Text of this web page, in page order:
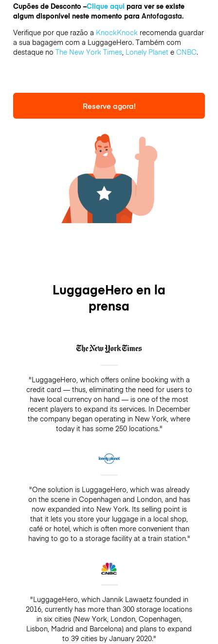
Cupões de Desconto –Clique aqui para ver se existe
algum disponível neste momento para Antofagasta.
Verifique por que razão a KnockKnockrecomenda guardar
a sua bagagem com a LuggageHero. Também com
destaque no The New York Times, Lonely Planete CNBC.
Reserve agora!
LuggageHero en la
prensa
"LuggageHero, which offers online booking with a
credit card — thus, eliminating the need for users to
have local currency on hand — is one of the most
recent players to expand its services. In December
the company began operating in New York, where
today it has some 250 locations."
"One solution is LuggageHero, which was already
on the scene in Copenhagen and London, and has
now expanded into New York. Its selling point is
that it lets you store your luggage in a local shop,
café or hotel, which is often more convenient than
having to go to a storage facility at a train station."
"LuggageHero, which Jannik Lawaetz founded in
2016, currently has more than 300 storage locations
in six cities (New York, London, Copenhagen,
Lisbon, Madrid and Barcelona) and plans to expand
to 39 cities by January 2020."